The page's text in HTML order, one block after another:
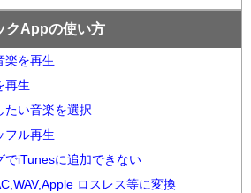
クAppの使い方
楽を再生
再生
たい音楽を選択
フル再生
iTunesに追加できない
ロスレス等に変換